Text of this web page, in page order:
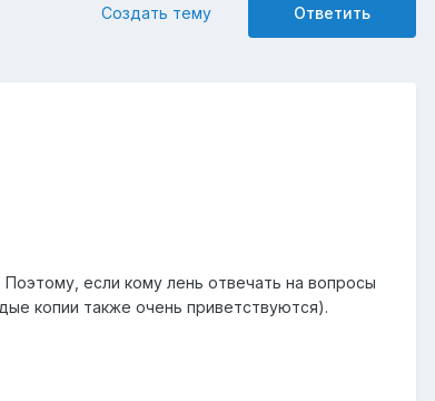
Ответить
Создать тему
если кому лень отвечать на вопросы
копии также очень приветствуются).